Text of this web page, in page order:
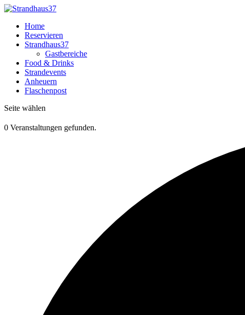
Home
Reservieren
Strandhaus37
Gastbereiche
Food & Drinks
Strandevents
Anheuern
Flaschenpost
Seite wählen
0 Veranstaltungen gefunden.